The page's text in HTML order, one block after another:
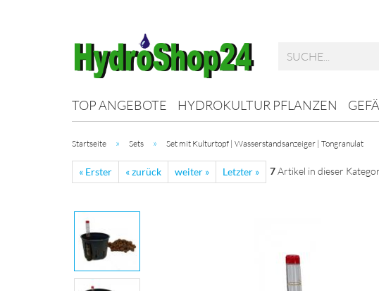
TOP ANGEBOTE HYDROKULTUR PFLANZEN
Startseite » Sets » Set mit Kulturtopf | Wasserstandsanzeiger | Tongranulat
« Erster « zurück weiter » Letzter » 7Artikel in dieser